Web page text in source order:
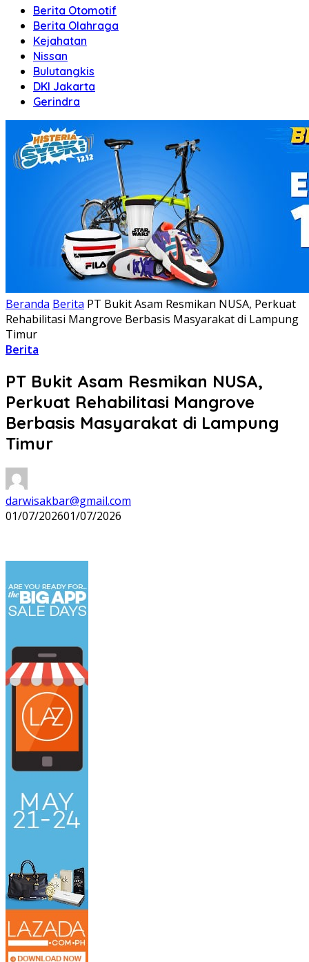
Berita Otomotif
Berita Olahraga
Kejahatan
Nissan
Bulutangkis
DKI Jakarta
Gerindra
Beranda Berita PT Bukit Asam Resmikan NUSA, Perkuat
Rehabilitasi Mangrove Berbasis Masyarakat di Lampung
Timur
Berita
PT Bukit Asam Resmikan NUSA,
Perkuat Rehabilitasi Mangrove
Berbasis Masyarakat di Lampung
Timur
darwisakbar@gmail.com
01/07/202601/07/2026